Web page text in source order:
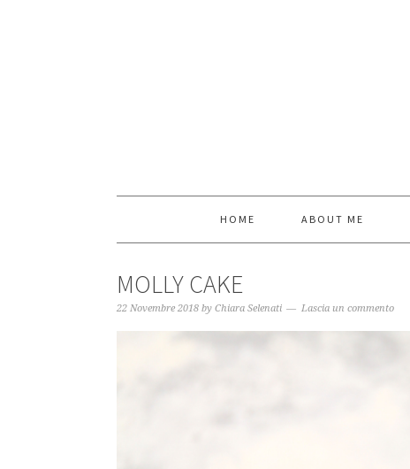
HOME ABOUT ME
MOLLY CAKE
22 Novembre 2018 by Chiara Selenati Lascia un commento